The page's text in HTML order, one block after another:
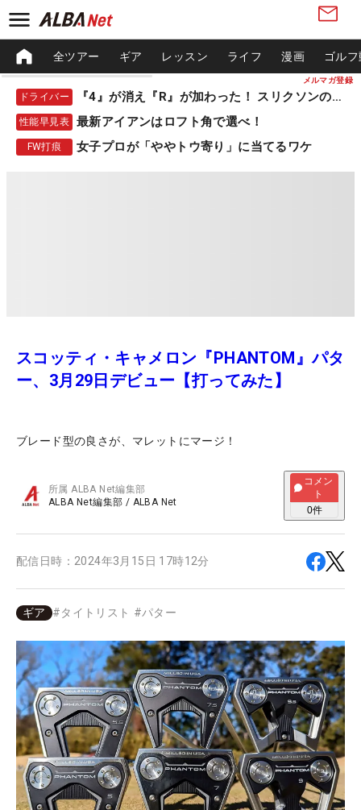
メルマガ登録
全ツアー ギア レッスン ライフ 漫画 ゴル
ドライバー 『4』が消え『R』が加わった！ スリクソンの新作
性能早見表 最新アイアンはロフト角で選べ！
FW打痕 女子プロが「ややトウ寄り」に当てるワケ
スコッティ・キャメロン『PHANTOM』パタ
ー、3月29日デビュー【打ってみた】
ブレード型の良さが、マレットにマージ！
所属ALBA Net編集部
ALBA Net編集部 / ALBA Net
コメン
ト
0件
配信日時： 2024年3月15日 17時12分
ギア #タイトリスト #パター